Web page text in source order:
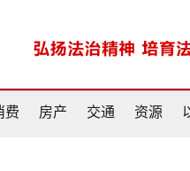
费 房产 交通 资源